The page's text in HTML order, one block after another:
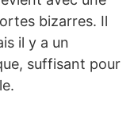
bizarres. Il
il y a un
suffisant pour